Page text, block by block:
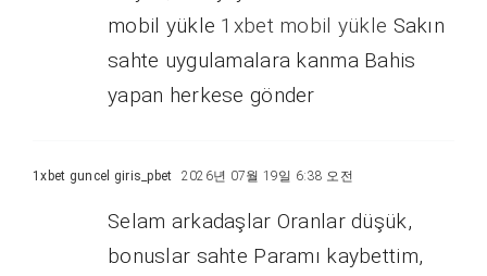
mobil yükle 1xbet mobil yükle Sakın
sahte uygulamalara kanma Bahis
yapan herkese gönder
1xbet guncel giris_pbet 2026년 07월 19일 6:38 오전
Selam arkadaşlar Oranlar düşük,
bonuslar sahte Paramı kaybettim,